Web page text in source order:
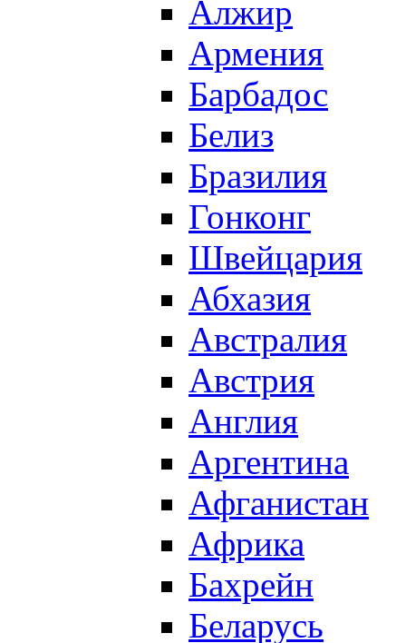
Алжир
Армения
Барбадос
Белиз
Бразилия
Гонконг
Швейцария
Абхазия
Австралия
Австрия
Англия
Аргентина
Афганистан
Африка
Бахрейн
Беларусь